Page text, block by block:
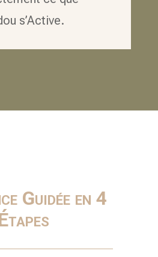
s’Active.
Guidée en 4